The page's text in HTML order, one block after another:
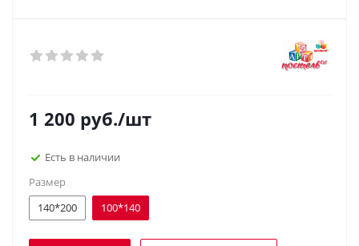
1 200 руб./шт
Есть в наличии
Размер
140*200
100*140